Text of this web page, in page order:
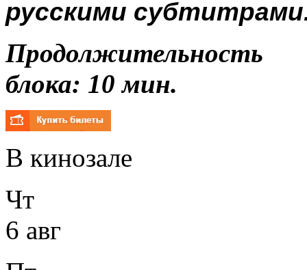
русскими
Продолжительность
блока: 10 мин.
В кинозале
Чт
6 авг